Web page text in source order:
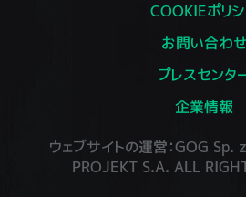
COOKIEポリ
お問い合わせ
プレスセンタ
企業情報
ウェブサイトの運営：GOG
PROJEKT S.A. ALL